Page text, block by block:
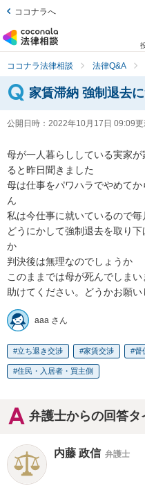
ココナラへ
ココナラ法律相談 法律Q&A
家賃滞納 強制退去
公開日時： 2022年10月17日 09:09更
母が一人暮らししている実家
ると昨日聞きました
母は仕事をパワハラでやめて
ん
私は今仕事に就いているので
どうにかして強制退去を取り
か
判決後は無理なのでしょうか
このままでは母が死んでしまい
助けてください。どうかお願い
aaa さん
立ち退き交渉 家賃交渉 督
住民・入居者・買主側
弁護士からの回答タ
内藤 政信 弁護士